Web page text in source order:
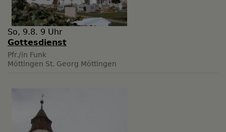
So, 9.8. 9 Uhr
Gottesdienst
Pfr./in Funk
Möttingen St. Georg Möttingen